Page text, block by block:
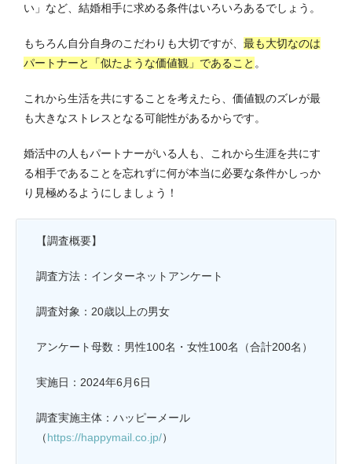
い」など、結婚相手に求める条件はいろいろあるでしょう。
もちろん自分自身のこだわりも大切ですが、 最も大切なのは
パートナーと「似たような価値観」であること 。
これから生活を共にすることを考えたら、価値観のズレが最
も大きなストレスとなる可能性があるからです。
婚活中の人もパートナーがいる人も、これから生涯を共にす
る相手であることを忘れずに何が本当に必要な条件かしっか
り見極めるようにしましょう！
【調査概要】
調査方法：インターネットアンケート
調査対象：20歳以上の男女
アンケート母数：男性100名・女性100名（合計200名）
実施日：2024年6月6日
調査実施主体：ハッピーメール
（https://happymail.co.jp/）